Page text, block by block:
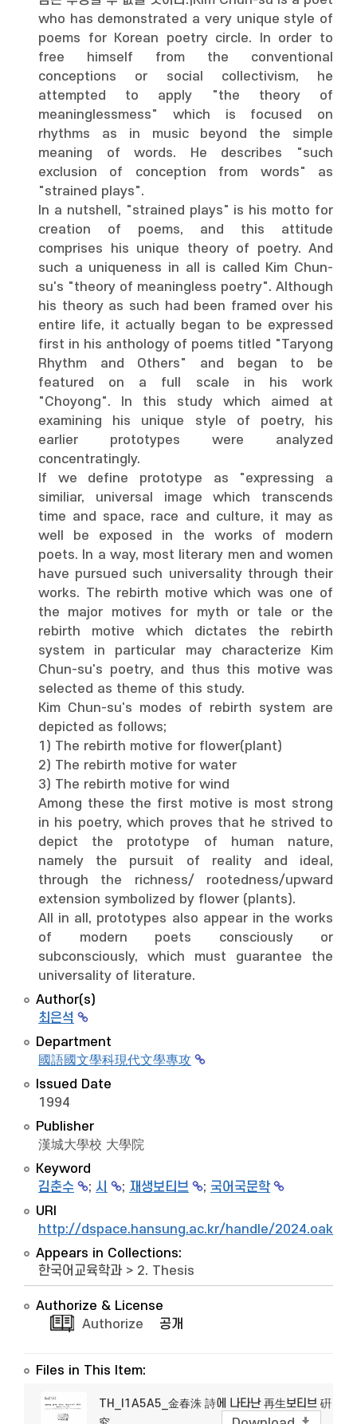
who has demonstrated a very unique style of
poems for Korean poetry circle. In order to
free himself from the conventional
conceptions or social collectivism, he
attempted to apply "the theory of
meaninglessmess" which is focused on
rhythms as in music beyond the simple
meaning of words. He describes "such
exclusion of conception from words" as
"strained plays".
In a nutshell, "strained plays" is his motto for
creation of poems, and this attitude
comprises his unique theory of poetry. And
such a uniqueness in all is called Kim Chun-
su's "theory of meaningless poetry". Although
his theory as such had been framed over his
entire life, it actually began to be expressed
first in his anthology of poems titled "Taryong
Rhythm and Others" and began to be
featured on a full scale in his work
"Choyong". In this study which aimed at
examining his unique style of poetry, his
earlier prototypes were analyzed
concentratingly.
If we define prototype as "expressing a
similiar, universal image which transcends
time and space, race and culture, it may as
well be exposed in the works of modern
poets. In a way, most literary men and women
have pursued such universality through their
works. The rebirth motive which was one of
the major motives for myth or tale or the
rebirth motive which dictates the rebirth
system in particular may characterize Kim
Chun-su's poetry, and thus this motive was
selected as theme of this study.
Kim Chun-su's modes of rebirth system are
depicted as follows;
1) The rebirth motive for flower(plant)
2) The rebirth motive for water
3) The rebirth motive for wind
Among these the first motive is most strong
in his poetry, which proves that he strived to
depict the prototype of human nature,
namely the pursuit of reality and ideal,
through the richness/ rootedness/upward
extension symbolized by flower (plants).
All in all, prototypes also appear in the works
of modern poets consciously or
subconsciously, which must guarantee the
universality of literature.
Author(s)
최은석
Department
國語國文學科現代文學專攻
Issued Date
1994
Publisher
漢城大學校 大學院
Keyword
김춘수
; 시 ; 재생보티브 ; 국어국문학
URI
http://dspace.hansung.ac.kr/handle/2024.oak/
Appears in Collections:
한국어교육학과 > 2. Thesis
Authorize & License
Authorize
공개
Files in This Item:
TH_I1A5A5_金春洙 詩에 나타난 再生보티브 硏